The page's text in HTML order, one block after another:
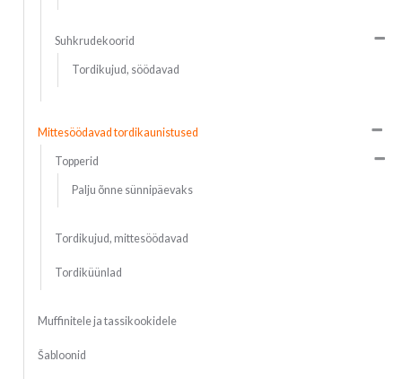
Suhkrudekoorid
Tordikujud, söödavad
Mittesöödavad tordikaunistused
Topperid
Palju õnne sünnipäevaks
Tordikujud, mittesöödavad
Tordiküünlad
Muffinitele ja tassikookidele
Šabloonid